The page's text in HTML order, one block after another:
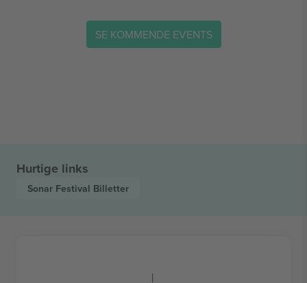
SE KOMMENDE EVENTS
Hurtige links
Sonar Festival Billetter